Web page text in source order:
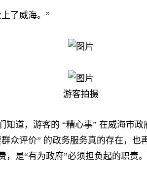
了威海。”
游客拍摄
道，游客的 “糟心事” 在威海市政
众评价” 的政务服务真的存在，也
是“有为政府”必须担负起的职责。